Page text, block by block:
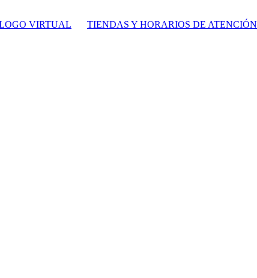
VIRTUAL TIENDAS Y HORARIOS DE ATENCIÓN